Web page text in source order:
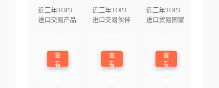
近三年TOP3
进口交易产品
查
看
近三年TOP3
进口交易伙伴
查
看
近三年TOP3
进口贸易国家
查
看